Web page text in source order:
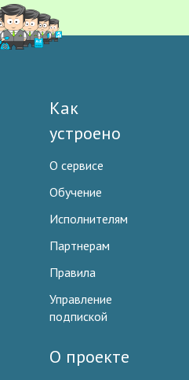
Как
устроено
О сервисе
Обучение
Исполнителям
Партнерам
Правила
Управление
подпиской
О проекте